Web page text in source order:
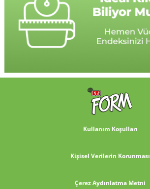
Kullanım Koşulları
Kişisel Verilerin Korunması
Çerez Aydınlatma Metni